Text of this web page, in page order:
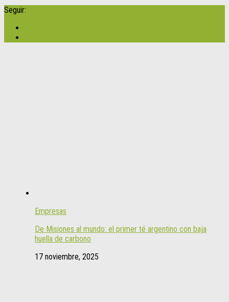
Seguir:
Empresas
De Misiones al mundo: el primer té argentino con baja
huella de carbono
17 noviembre, 2025